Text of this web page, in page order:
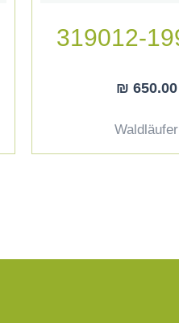
319012-
₪ 650.00
Waldläufer